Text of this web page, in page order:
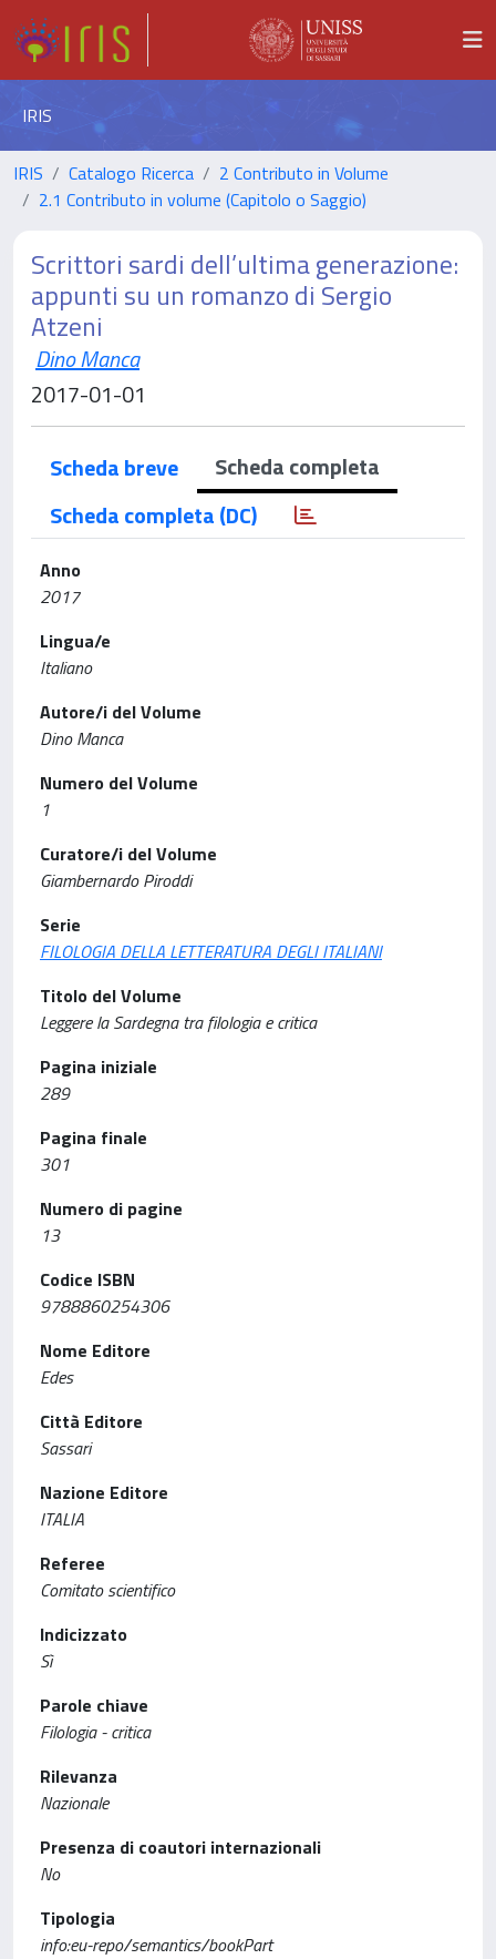
IRIS
IRIS Catalogo Ricerca
2 Contributo in Volume
2.1 Contributo in volume (Capitolo o Saggio)
Scrittori sardi dell’ultima generazione:
appunti su un romanzo di Sergio
Atzeni
Dino Manca
2017-01-01
Scheda breve
Scheda completa
Scheda completa (DC)
Anno
2017
Lingua/e
Italiano
Autore/i del Volume
Dino Manca
Numero del Volume
1
Curatore/i del Volume
Giambernardo Piroddi
Serie
FILOLOGIA DELLA LETTERATURA DEGLI ITALIANI
Titolo del Volume
Leggere la Sardegna tra filologia e critica
Pagina iniziale
289
Pagina finale
301
Numero di pagine
13
Codice ISBN
9788860254306
Nome Editore
Edes
Città Editore
Sassari
Nazione Editore
ITALIA
Referee
Comitato scientifico
Indicizzato
Sì
Parole chiave
Filologia - critica
Rilevanza
Nazionale
Presenza di coautori internazionali
No
Tipologia
info:eu-repo/semantics/bookPart